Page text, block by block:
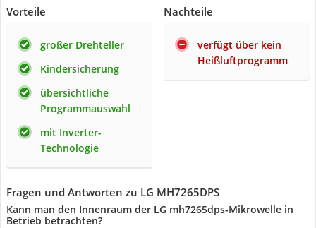
Vorteile
großer Drehteller
Kindersicherung
übersichtliche
Programmauswahl
mit Inverter-
Technologie
Nachteile
verfügt über kein
Heißluftprogramm
Fragen und Antworten zu LG MH7265DPS
Kann man den Innenraum der LG mh7265dps-Mikrowelle in
Betrieb betrachten?